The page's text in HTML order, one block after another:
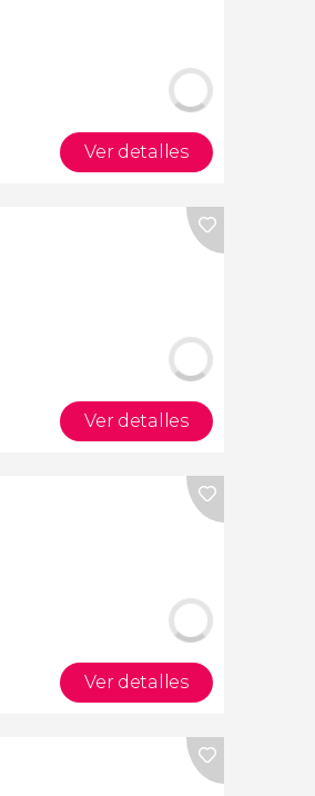
Ver detalles
Ver detalles
Ver detalles